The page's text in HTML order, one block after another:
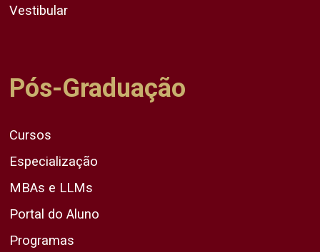
Vestibular
Pós-Graduação
Cursos
Especialização
MBAs e LLMs
Portal do Aluno
Programas